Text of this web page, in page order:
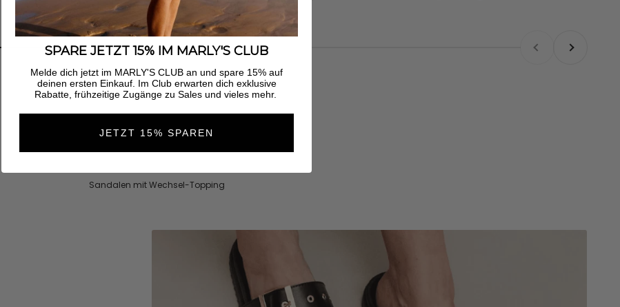
Sandalen mit Wechsel-Topping
SPARE JETZT 15% IM MARLY'S CLUB
Melde dich jetzt im MARLY'S CLUB an und spare 15% auf
deinen ersten Einkauf. Im Club erwarten dich exklusive
Rabatte, frühzeitige Zugänge zu Sales und vieles mehr.
JETZT 15% SPAREN